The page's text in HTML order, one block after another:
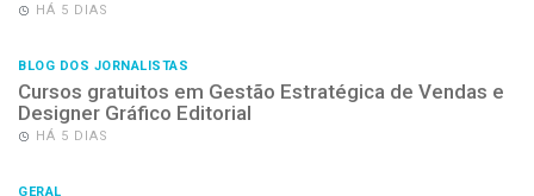
HÁ 5 DIAS
BLOG DOS JORNALISTAS
Cursos gratuitos em Gestão Estratégica de Vendas e
Designer Gráfico Editorial
HÁ 5 DIAS
GERAL